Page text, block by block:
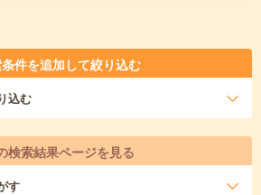
件を追加して絞り込む
込む
検索結果ページを見る
す